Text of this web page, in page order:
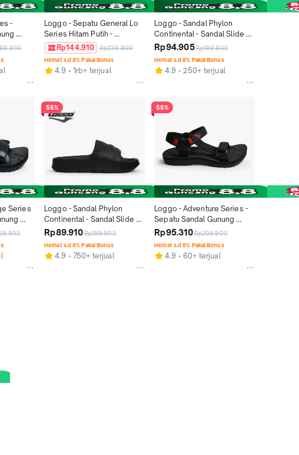
-
38-
Loggo - Sepatu General Lo
Series Hitam Putih -
Sneakers Sepatu Kanvas
Vulcanized size 37-43 Black
Casual Shoes Karet
Rp144.910 Rp239.900
Hemat s.d 8% Pakai Bonus
4.9 1rb+ terjual
Loggo - Sandal Phylon
Continental - Sandal Slide
Full Phylon warna Abu Tua
size 39-44 Sendal Shoes
Pria Selop
Rp94.905Rp199.900
Hemat s.d 8% Pakai Bonus
4.9 250+ terjual
Series
Pria
55%
Loggo - Sandal Phylon
Continental - Sandal Slide
Full Phylon warna Hitam size
36-44 Sandal Shoes
Rp89.910Rp199.900
Hemat s.d 8% Pakai Bonus
4.9 750+ terjual
55%
Loggo - Adventure Series -
Sepatu Sandal Gunung
warna Hitam size 34-43
Rp95.310Rp209.900
Hemat s.d 8% Pakai Bonus
4.9 60+ terjual